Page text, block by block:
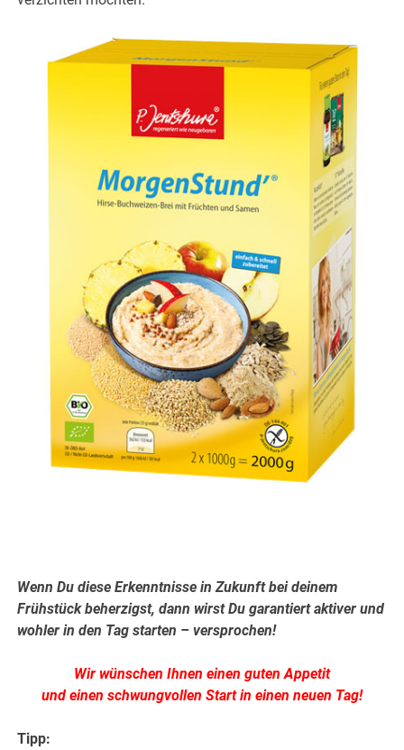
Wenn Du diese Erkenntnisse in Zukunft bei deinem
Frühstück beherzigst, dann wirst Du garantiert aktiver und
wohler in den Tag starten – versprochen!
Wir wünschen Ihnen einen guten Appetit
und einen schwungvollen Start in einen neuen Tag!
Tipp: